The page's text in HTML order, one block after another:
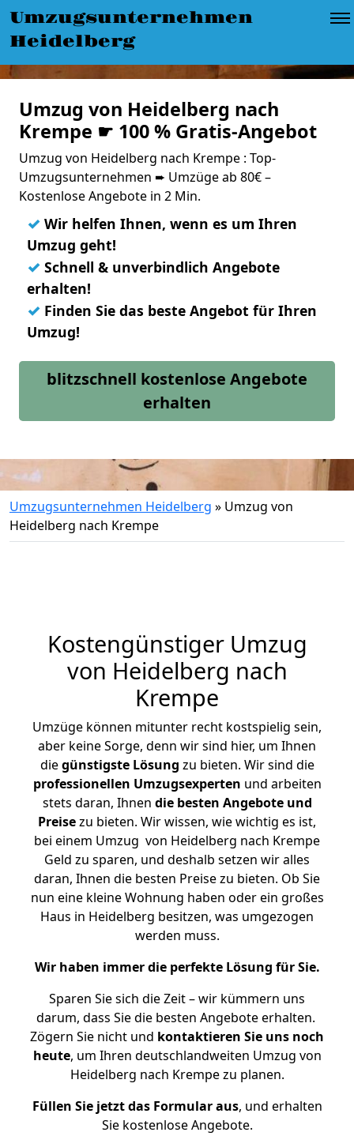
Umzugsunternehmen
Heidelberg
Umzug von Heidelberg nach
Krempe ☛ 100 % Gratis-Angebot
Umzug von Heidelberg nach Krempe : Top-
Umzugsunternehmen ➨ Umzüge ab 80€ –
Kostenlose Angebote in 2 Min.
✓ Wir helfen Ihnen, wenn es um Ihren
Umzug geht!
✓ Schnell & unverbindlich Angebote
erhalten!
✓ Finden Sie das beste Angebot für Ihren
Umzug!
blitzschnell kostenlose Angebote
erhalten
Umzugsunternehmen Heidelberg » Umzug von
Heidelberg nach Krempe
Kostengünstiger Umzug
von Heidelberg nach
Krempe
Umzüge können mitunter recht kostspielig sein,
aber keine Sorge, denn wir sind hier, um Ihnen
diegünstigste Lösung zu bieten. Wir sind die
professionellen Umzugsexperten und arbeiten
stets daran, Ihnen die besten Angebote und
Preisezu bieten. Wir wissen, wie wichtig es ist,
bei einem Umzug von Heidelberg nach Krempe
Geld zu sparen, und deshalb setzen wir alles
daran, Ihnen die besten Preise zu bieten. Ob Sie
nun eine kleine Wohnung haben oder ein großes
Haus in Heidelberg besitzen, was umgezogen
werden muss.
Wir haben immer die perfekte Lösung für Sie.
Sparen Sie sich die Zeit – wir kümmern uns
darum, dass Sie die besten Angebote erhalten.
Zögern Sie nicht und kontaktieren Sie uns noch
heute, um Ihren deutschlandweiten Umzug von
Heidelberg nach Krempe zu planen.
Füllen Sie jetzt das Formular aus, und erhalten
Sie kostenlose Angebote.